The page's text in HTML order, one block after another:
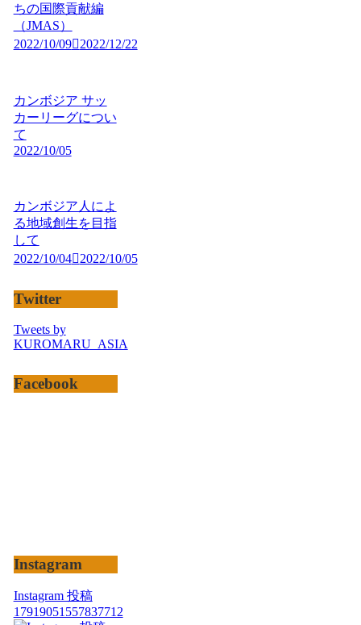
ちの国際貢献編
（JMAS）
2022/10/09
2022/12/22
カンボジア サッ
カーリーグについ
て
2022/10/05
カンボジア人によ
る地域創生を目指
して
2022/10/04
2022/10/05
Twitter
Tweets by
KUROMARU_ASIA
Facebook
Instagram
Instagram 投稿
17919051557837712